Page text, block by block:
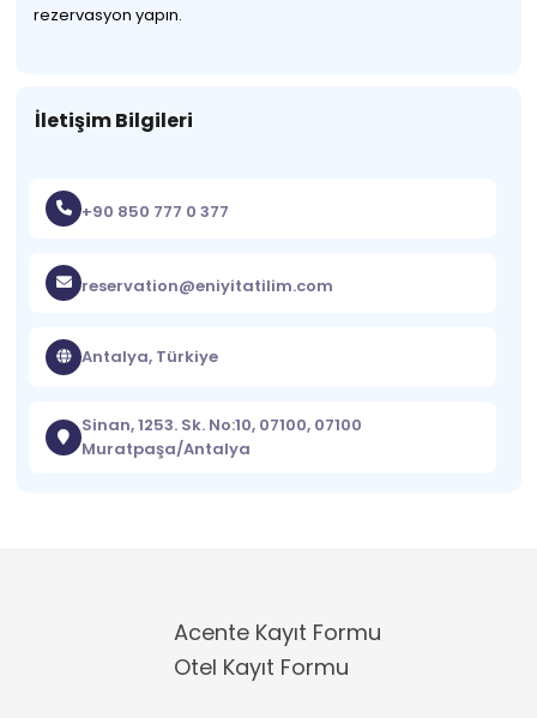
rezervasyon yapın.
İletişim Bilgileri
+90 850 777 0 377
reservation@eniyitatilim.com
Antalya, Türkiye
Sinan, 1253. Sk. No:10, 07100, 07100
Muratpaşa/Antalya
Acente Kayıt Formu
Otel Kayıt Formu